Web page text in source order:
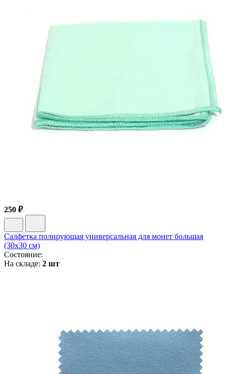
250 ₽
Салфетка полирующая универсальная для монет большая
(30х30 см)
Состояние:
На складе: 2 шт